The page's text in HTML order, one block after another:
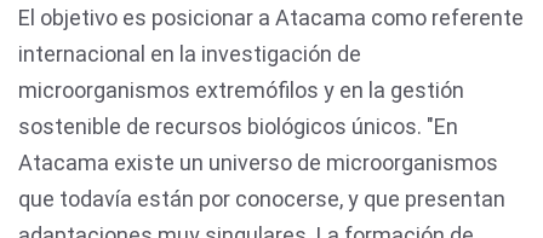
El objetivo es posicionar a Atacama como referente
internacional en la investigación de
microorganismos extremófilos y en la gestión
sostenible de recursos biológicos únicos. "En
Atacama existe un universo de microorganismos
que todavía están por conocerse, y que presentan